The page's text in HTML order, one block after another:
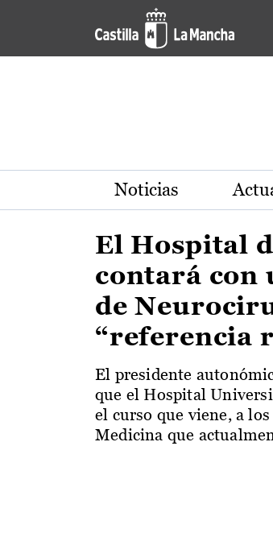
Pasar al contenido principal
Actualidad de la
Noticias
El Hospital
contará con
de
“referencia
El presidente
que el Hospital
el curso que viene, a
Medicina que